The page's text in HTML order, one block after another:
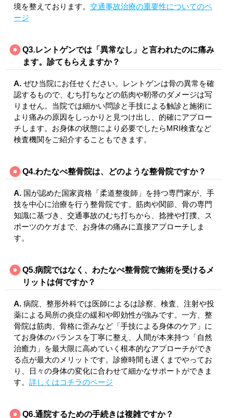
境を整えております。 交通事故治療の重要性についてのペ
ージ
Q3.レントゲンでは「異常なし」と言われたのに痛み
ます。診てもらえますか？
A. ぜひ当院にお任せください。レントゲンは骨の異常を確
認するもので、むち打ちなどの筋肉や靭帯のダメージは写
りません。当院では細かい問診と手技による触診と施術に
より痛みの原因をしっかりと見つけ出し、的確にアプロー
チします。お身体の状態により必要でしたらMRI検査など
検査機関をご紹介することもできます。
Q4.わたなべ整骨院は、どのような整骨院ですか？
A. 国が認めた国家資格「柔道整復師」を持つ専門家が、手
技を中心に治療を行う整骨院です。筋肉や関節、骨の専門
知識に基づき、交通事故のむち打ちから、捻挫や打撲、ス
ポーツのケガまで、お身体の痛みに直接アプローチしま
す。
Q5.病院ではなく、わたなべ整骨院で施術を受けるメ
リットは何ですか？
A. 病院、整形外科では医師によるは診察、検査、注射や投
薬による局所の炎症の緩和や即効性が強みです。一方、整
骨院は筋肉、骨格に歪みなど「手技による身体のケア」に
てお身体のバランスを丁寧に整え、人間が本来持つ「自然
治癒力」を最大限に高めていく根本的なアプローチができ
る点が最大のメリットです。診療時間も遅くまでやってお
り、日々の身体の変化に合わせて細かなサポートができま
す。 詳しくはコチラのページ
Q6.通院するための手続きは複雑ですか？